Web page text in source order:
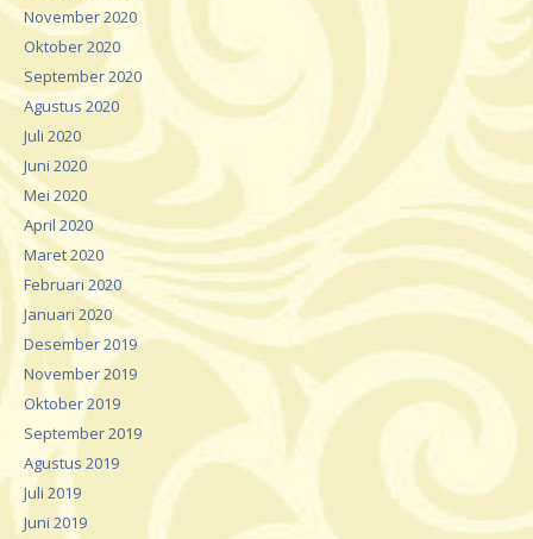
November 2020
Oktober 2020
September 2020
Agustus 2020
Juli 2020
Juni 2020
Mei 2020
April 2020
Maret 2020
Februari 2020
Januari 2020
Desember 2019
November 2019
Oktober 2019
September 2019
Agustus 2019
Juli 2019
Juni 2019